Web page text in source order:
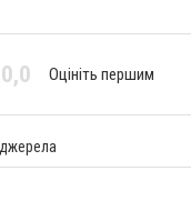
0,0 Оцініть першим
джерела